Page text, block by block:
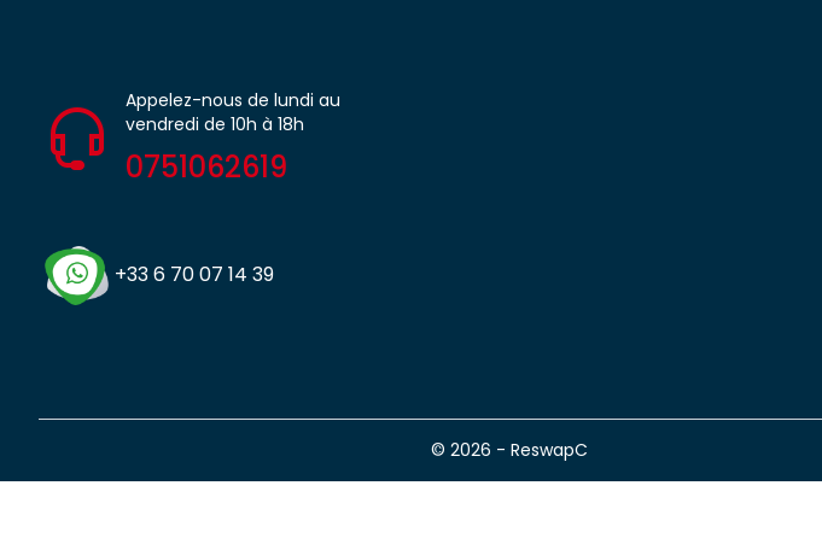
Appelez-nous de lundi au
vendredi de 10h à 18h
0751062619
+33 6 70 07 14 39
© 2026 - ReswapC